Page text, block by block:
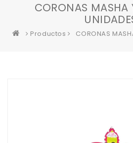
CORONAS MASHA
Productos CORONAS